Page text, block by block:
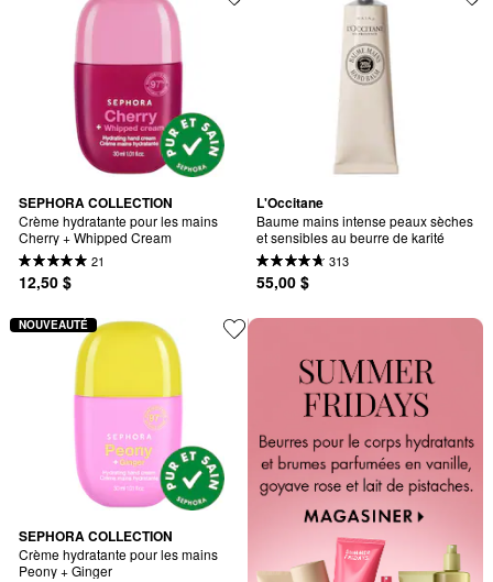
SEPHORA COLLECTION
Crème hydratante pour les mains
Cherry + Whipped Cream
21
12,50 $
L'Occitane
Baume mains intense peaux sèches
et sensibles au beurre de karité
313
55,00 $
SEPHORA COLLECTION
Crème hydratante pour les mains
Peony + Ginger
NOUVEAUTÉ